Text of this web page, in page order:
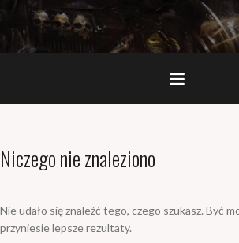
Niczego nie znaleziono
Nie udało się znaleźć tego, czego szukasz. Być
przyniesie lepsze rezultaty.